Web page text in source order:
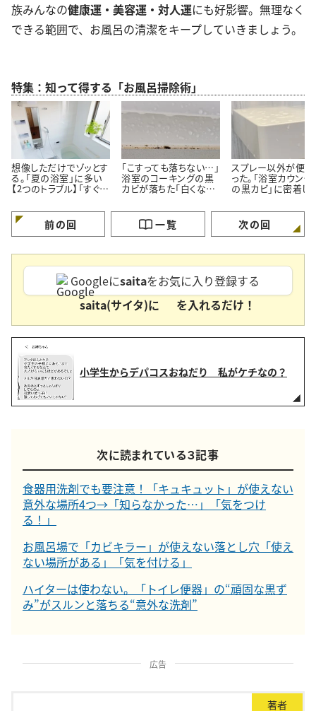
族みんなの健康運・美容運・対人運にも好影響。無理なく
できる範囲で、お風呂の清潔をキープしていきましょう。
特集：知って得する「お風呂掃除術」
想像しただけでゾッとす
る。「夏の浴室」に多い
【2つのトラブル】「すぐ対
「こすっても落ちない…」
浴室のコーキングの黒
カビが落ちた「白くなっ
掃除術】
スプレー以外が便
った。「浴室カウンタ
の黒カビ」に密着し
掃除術】
前の回 一覧 次の回
Googleにsaitaをお気に入り登録する
saita(サイタ)に
を入れるだけ！
小学生からデパコスおねだり 私がケチなの？
次に読まれている３記事
食器用洗剤でも要注意！「キュキュット」が使えない
意外な場所4つ→「知らなかった…」「気をつけ
る！」
お風呂場で「カビキラー」が使えない落とし穴「使え
ない場所がある」「気を付ける」
ハイターは使わない。「トイレ便器」の“頑固な黒ず
み”がスルンと落ちる“意外な洗剤”
広告
著者